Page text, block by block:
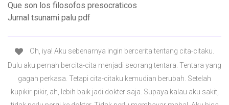
Que son los filosofos presocraticos
Jurnal tsunami palu pdf
Oh, iya! Aku sebenarnya ingin bercerita tentang cita-citaku.
Dulu aku pernah bercita-cita menjadi seorang tentara. Tentara yang
gagah perkasa. Tetapi cita-citaku kemudian berubah. Setelah
kupikir-pikir, ah, lebih baik jadi dokter saja. Supaya kalau aku sakit,